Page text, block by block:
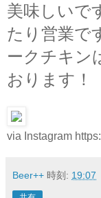
美味しいで
たり営業で
ークチキン
おります！
via Instagram
Beer++ 時刻: 19:07